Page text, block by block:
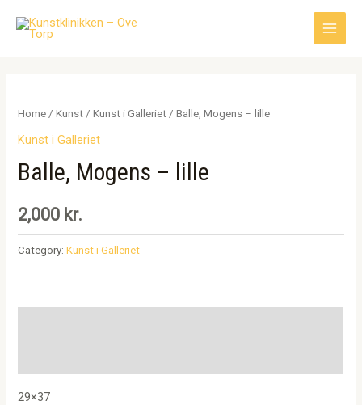
Main
Home /Kunst /Kunst i Galleriet / Balle, Mogens – lille
Kunst i Galleriet
Balle, Mogens – lille
2,000 kr.
Category:Kunst i Galleriet
29×37